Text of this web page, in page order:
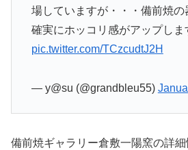
場していますが・・・備前焼の
確実にホッコリ感がアップしま
pic.twitter.com/TCzcudtJ2H
— y@su (@grandbleu55)
備前焼ギャラリー倉敷一陽窯の詳細